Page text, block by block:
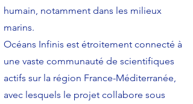
humain, notamment dans les milieux
marins.
Océans Infinis est étroitement connecté à
une vaste communauté de scientifiques
actifs sur la région France-Méditerranée,
avec lesquels le projet collabore sous